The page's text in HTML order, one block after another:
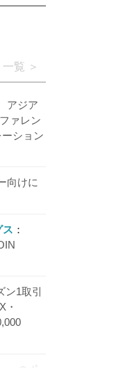
一覧
アジア
ァレン
ション
向けに
ス
ン1取引
・
」 のポ